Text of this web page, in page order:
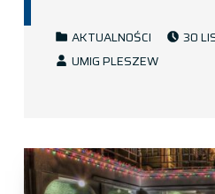
AKTUALNOŚCI 30
UMIG PLESZEW